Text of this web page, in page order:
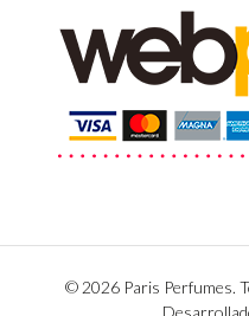
© 2026 Paris Perfumes.